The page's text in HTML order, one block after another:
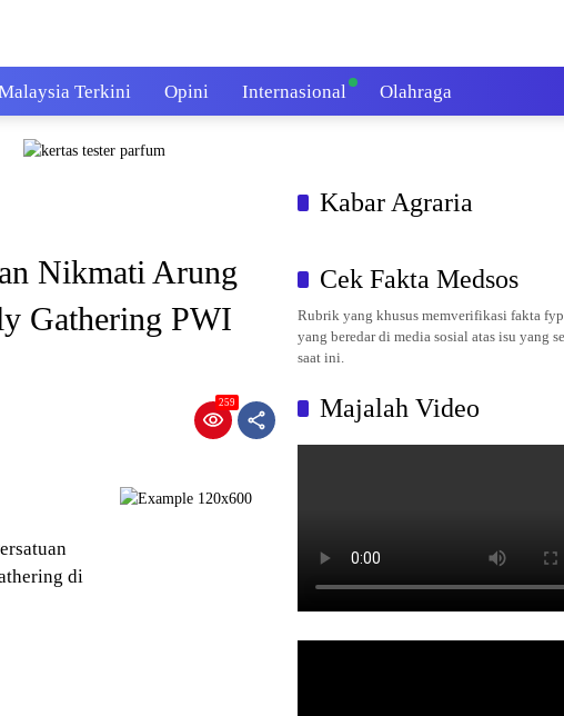
Terkini Opini Internasional Olahraga
Nikmati Arung
Gathering PWI
259
di
Kabar Agraria
Cek Fakta Medsos
Rubrik yang khusus memverifikasi fakta
yang beredar di media sosial atas isu yang
saat ini.
Majalah Video